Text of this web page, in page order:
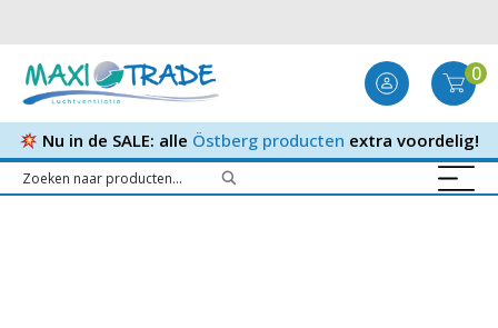
0
Nu in de SALE: alle Östberg producten extra voordelig!